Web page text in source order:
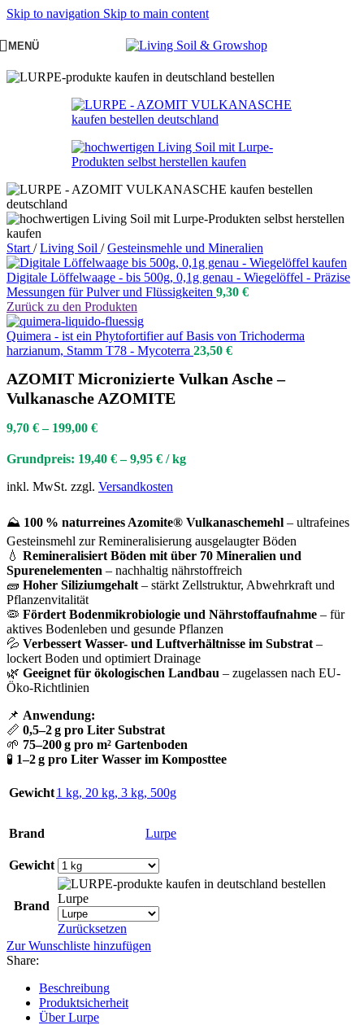
Skip to navigation Skip to main content
MENÜ
Start / Living Soil / Gesteinsmehle und Mineralien
Digitale Löffelwaage - bis 500g, 0,1g genau - Wiegelöffel - Präzise
Messungen für Pulver und Flüssigkeiten 9,30 €
Zurück zu den Produkten
Quimera - ist ein Phytofortifier auf Basis von Trichoderma
harzianum, Stamm T78 - Mycoterra 23,50 €
AZOMIT Micronizierte Vulkan Asche –
Vulkanasche AZOMITE
9,70 €– 199,00 €
Grundpreis: 19,40 €–9,95 € /kg
inkl. MwSt. zzgl. Versandkosten
⛰️ 100 % naturreines Azomite® Vulkanaschemehl – ultrafeines
Gesteinsmehl zur Remineralisierung ausgelaugter Böden
💧 Remineralisiert Böden mit über 70 Mineralien und
Spurenelementen – nachhaltig nährstoffreich
🧱 Hoher Siliziumgehalt – stärkt Zellstruktur, Abwehrkraft und
Pflanzenvitalität
🦠 Fördert Bodenmikrobiologie und Nährstoffaufnahme – für
aktives Bodenleben und gesunde Pflanzen
💦 Verbessert Wasser- und Luftverhältnisse im Substrat –
lockert Boden und optimiert Drainage
🌿 Geeignet für ökologischen Landbau – zugelassen nach EU-
Öko-Richtlinien
📌 Anwendung:
📏 0,5–2 g pro Liter Substrat
🌱 75–200 g pro m² Gartenboden
🧪 1–2 g pro Liter Wasser im Komposttee
Gewicht1 kg, 20 kg, 3 kg, 500g
Brand Lurpe
Gewicht
Brand
Lurpe
Zurücksetzen
Zur Wunschliste hinzufügen
Share:
Beschreibung
Produktsicherheit
Über Lurpe